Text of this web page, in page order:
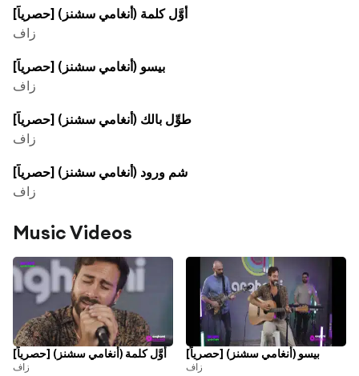
أوَّل كلمة (أنغامي سشنز) [حصرياً]
زاف
بيسو (أنغامي سشنز) [حصرياً]
زاف
طوِّل بالك (أنغامي سشنز) [حصرياً]
زاف
شم ورود (أنغامي سشنز) [حصرياً]
زاف
Music Videos
أوَّل كلمة (أنغامي سشنز) [حصرياً]
زاف
بيسو (أنغامي سشنز) [حصرياً]
زاف